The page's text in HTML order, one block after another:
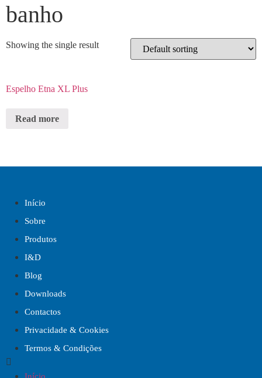
banho
Showing the single result
Espelho Etna XL Plus
Read more
Início
Sobre
Produtos
I&D
Blog
Downloads
Contactos
Privacidade & Cookies
Termos & Condições